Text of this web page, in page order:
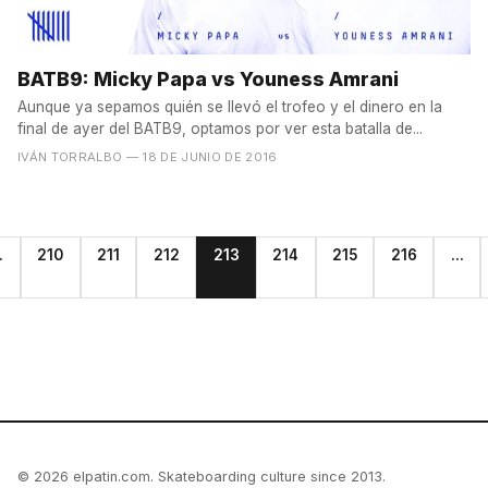
BATB9: Micky Papa vs Youness Amrani
Aunque ya sepamos quién se llevó el trofeo y el dinero en la
final de ayer del BATB9, optamos por ver esta batalla de...
IVÁN TORRALBO — 18 DE JUNIO DE 2016
210 211 212 213 214 215 216 ...
© 2026 elpatin.com. Skateboarding culture since 2013.